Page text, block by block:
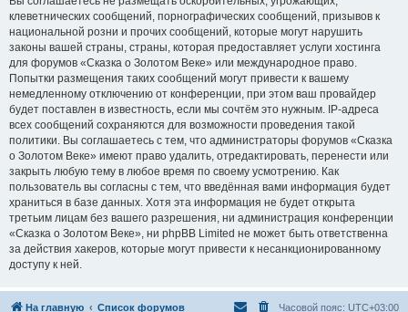
клеветнических сообщений, порнографических сообщений, призывов к
национальной розни и прочих сообщений, которые могут нарушить
законы вашей страны, страны, которая предоставляет услуги хостинга
для форумов «Сказка о Золотом Веке» или международное право.
Попытки размещения таких сообщений могут привести к вашему
немедленному отключению от конференции, при этом ваш провайдер
будет поставлен в известность, если мы сочтём это нужным. IP-адреса
всех сообщений сохраняются для возможности проведения такой
политики. Вы соглашаетесь с тем, что администраторы форумов «Сказка
о Золотом Веке» имеют право удалить, отредактировать, перенести или
закрыть любую тему в любое время по своему усмотрению. Как
пользователь вы согласны с тем, что введённая вами информация будет
храниться в базе данных. Хотя эта информация не будет открыта
третьим лицам без вашего разрешения, ни администрация конференции
«Сказка о Золотом Веке», ни phpBB Limited не может быть ответственна
за действия хакеров, которые могут привести к несанкционированному
доступу к ней.
На главную Список форумов Часовой пояс: UTC+03:00